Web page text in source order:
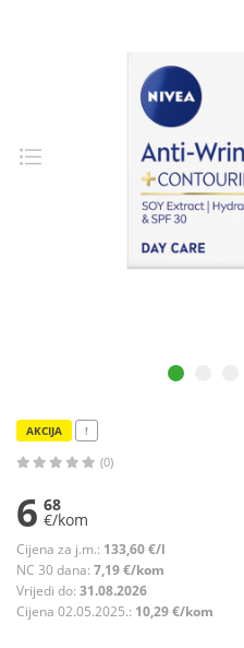
AKCIJA !
(0)
6 68
€/kom
Cijena za j.m.: 133,60 €/l
NC 30 dana: 7,19 €/kom
Vrijedi do: 31.08.2026
Cijena 02.05.2025.: 10,29 €/kom